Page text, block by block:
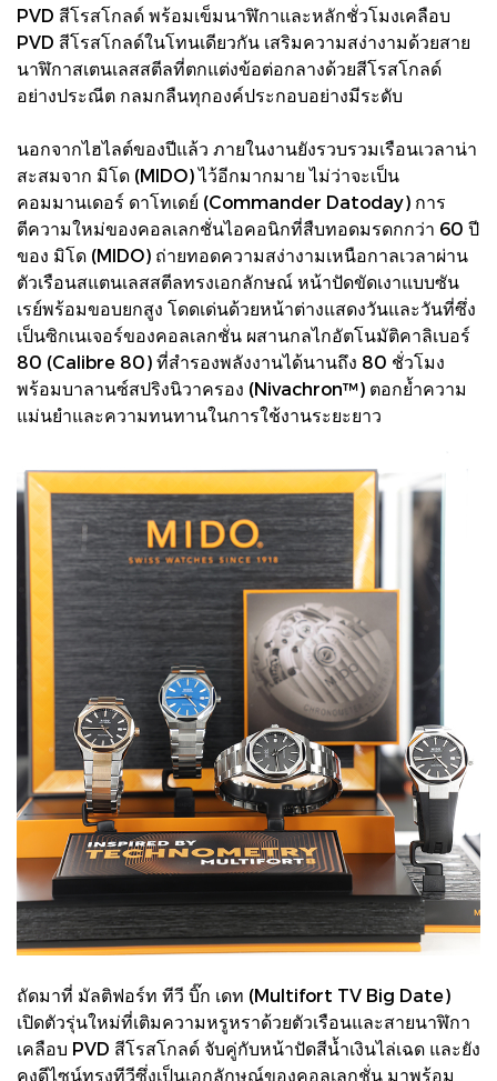
PVD สีโรสโกลด์ พร้อมเข็มนาฬิกาและหลักชั่วโมงเคลือบ
PVD สีโรสโกลด์ในโทนเดียวกัน เสริมความสง่างามด้วยสาย
นาฬิกาสเตนเลสสตีลที่ตกแต่งข้อต่อกลางด้วยสีโรสโกลด์
อย่างประณีต กลมกลืนทุกองค์ประกอบอย่างมีระดับ
นอกจากไฮไลต์ของปีแล้ว ภายในงานยังรวบรวมเรือนเวลาน่า
สะสมจาก มิโด (MIDO) ไว้อีกมากมาย ไม่ว่าจะเป็น
คอมมานเดอร์ ดาโทเดย์ (Commander Datoday) การ
ตีความใหม่ของคอลเลกชั่นไอคอนิกที่สืบทอดมรดกกว่า 60 ปี
ของ มิโด (MIDO) ถ่ายทอดความสง่างามเหนือกาลเวลาผ่าน
ตัวเรือนสแตนเลสสตีลทรงเอกลักษณ์ หน้าปัดขัดเงาแบบซัน
เรย์พร้อมขอบยกสูง โดดเด่นด้วยหน้าต่างแสดงวันและวันที่ซึ่ง
เป็นซิกเนเจอร์ของคอลเลกชั่น ผสานกลไกอัตโนมัติคาลิเบอร์
80 (Calibre 80) ที่สำรองพลังงานได้นานถึง 80 ชั่วโมง
พร้อมบาลานซ์สปริงนิวาครอง (Nivachron™) ตอกย้ำความ
แม่นยำและความทนทานในการใช้งานระยะยาว
ถัดมาที่ มัลติฟอร์ท ทีวี บิ๊ก เดท (Multifort TV Big Date)
เปิดตัวรุ่นใหม่ที่เติมความหรูหราด้วยตัวเรือนและสายนาฬิกา
เคลือบ PVD สีโรสโกลด์ จับคู่กับหน้าปัดสีน้ำเงินไล่เฉด และยัง
คงดีไซน์ทรงทีวีซึ่งเป็นเอกลักษณ์ของคอลเลกชั่น มาพร้อม